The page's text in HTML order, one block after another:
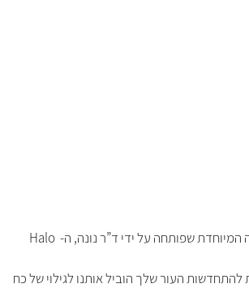
בניית סיפור המותג:  כוח החיים מים המוות |  תמצית החיים של ים המוותבתהליך פיתוח האסטרטגיה למותג, מיתגנו את הנוסחה המיוחדת שפותחה על ידי ד”ר נונה, ה- Halo
העור שלך הוביל אותנו לגילוי של כח